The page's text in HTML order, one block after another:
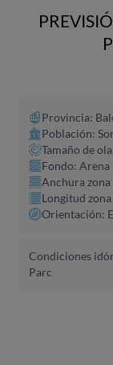
Provincia:
Población:
Tamaño de
Fondo: Arena
Anchura
Longitud
Orientación: E
Condiciones
Parc